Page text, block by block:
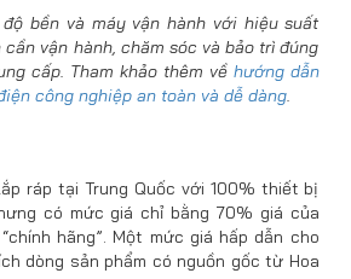
bền và máy vận hành với hiệu suất
vận hành, chăm sóc và bảo trì đúng
cấp. Tham khảo thêm về hướng dẫn
công nghiệp an toàn và dễ dàng.
ráp tại Trung Quốc với 100% thiết bị
có mức giá chỉ bằng 70% giá của
hãng”. Một mức giá hấp dẫn cho
dòng sản phẩm có nguồn gốc từ Hoa